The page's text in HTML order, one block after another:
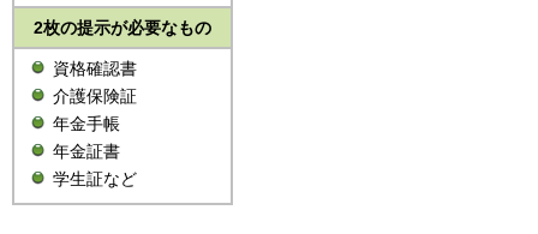
2枚の提示が必要なもの
資格確認書
介護保険証
年金手帳
年金証書
学生証など